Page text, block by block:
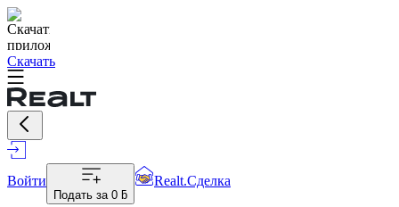
Скачать
Войти
Подать за 0 ƃ
Realt.Сделка